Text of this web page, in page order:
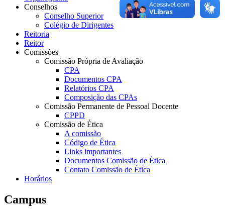
Conselhos
Conselho Superior
Colégio de Dirigentes
Reitoria
Reitor
Comissões
Comissão Própria de Avaliação
CPA
Documentos CPA
Relatórios CPA
Composição das CPAs
Comissão Permanente de Pessoal Docente
CPPD
Comissão de Ética
A comissão
Código de Ética
Links importantes
Documentos Comissão de Ética
Contato Comissão de Ética
Horários
Campus